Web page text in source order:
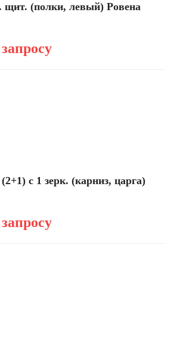
(полки, левый) Ровена
с 1 зерк. (карниз, царга)